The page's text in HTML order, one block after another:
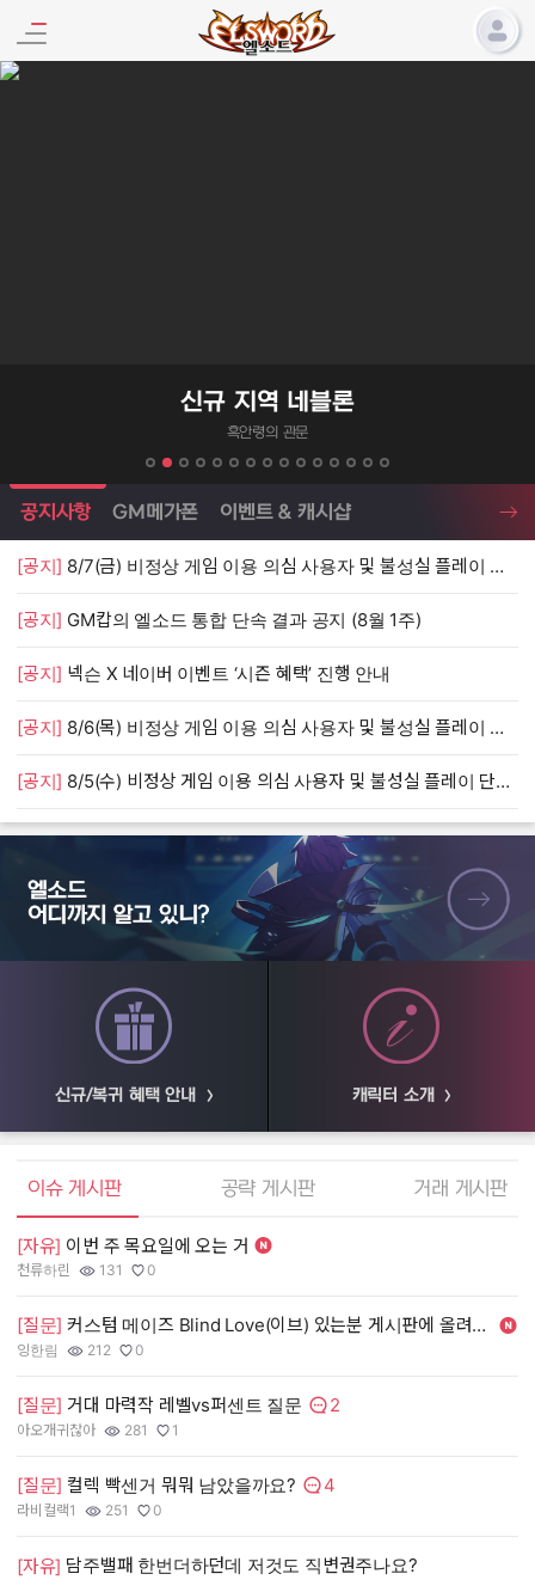
엘소드 프로모션
신규 지역 네블론
흑안령의 관문
엘소드 소식
공지사항 GM메가폰 이벤트 & 캐시샵
[공지] 8/7(금) 비정상 게임 이용 의심 사용자 및 불성실 플레이 단속 안내
[공지] GM캅의 엘소드 통합 단속 결과 공지 (8월 1주)
[공지] 넥슨 X 네이버 이벤트 ‘시즌 혜택’ 진행 안내
[공지] 8/6(목) 비정상 게임 이용 의심 사용자 및 불성실 플레이 단속 안내
[공지] 8/5(수) 비정상 게임 이용 의심 사용자 및 불성실 플레이 단속 안내
엘소드 어디까지 알고 있니?
신규/복귀 혜택 안내 캐릭터 소개
엘소드 커뮤니티
이슈 게시판 공략 게시판 거래 게시판
[자유] 이번 주 목요일에 오는 거
작성자:
천류하린
조회수:
131
추천수:
0
[질문] 커스텀 메이즈 Blind Love(이브) 있는분 게시판에 올려주세여. 제가 사겠
작성자:
잉한림
조회수:
212
추천수:
0
[질문] 거대 마력작 레벨vs퍼센트 질문 댓글수:
2
작성자:
아오개귀찮아
조회수:
281
추천수:
1
[질문] 컬렉 빡센거 뭐뭐 남았을까요? 댓글수:
4
작성자:
라비컬랙1
조회수:
251
추천수:
0
[자유] 담주밸패 한번더하던데 저것도 직변권주나요?